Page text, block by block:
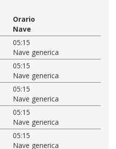
Orario
Nave
05:15
Nave generica
05:15
Nave generica
05:15
Nave generica
05:15
Nave generica
05:15
Nave generica